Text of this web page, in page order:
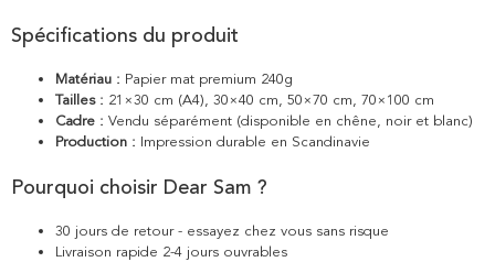
Spécifications du produit
Matériau : Papier mat premium 240g
Tailles : 21×30 cm (A4), 30×40 cm, 50×70 cm, 70×100 cm
Cadre : Vendu séparément (disponible en chêne, noir et blanc)
Production : Impression durable en Scandinavie
Pourquoi choisir Dear Sam ?
30 jours de retour - essayez chez vous sans risque
Livraison rapide 2-4 jours ouvrables